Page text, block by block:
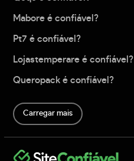
Mabore é confiável?
Pt7 é confiável?
Lojastemperare é confiável?
Queropack é confiável?
Carregar mais